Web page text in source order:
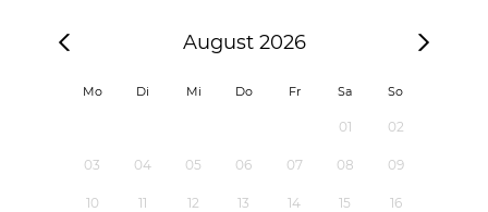
August 2026
Mo Di Mi Do Fr Sa So
01 02
03 04 05 06 07 08 09
10 11 12 13 14 15 16